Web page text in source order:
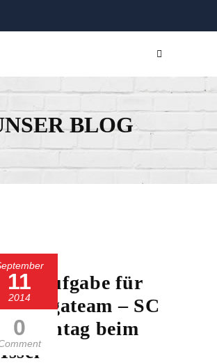
BLOG
11
2014
0
Aufgabe für
– SC
Sonntag beim